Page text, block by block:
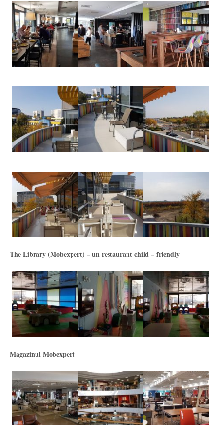
The Library (Mobexpert) – un restaurant child – friendly
Magazinul Mobexpert